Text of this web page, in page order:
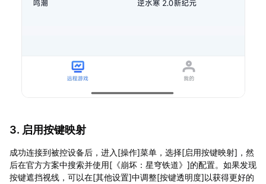
3. 启用按键映射
成功连接到被控设备后，进入[操作]菜单，选择[启用按键映射]，然
后在官方方案中搜索并使用[《崩坏：星穹铁道》]的配置。如果发现
按键遮挡视线，可以在[其他设置]中调整[按键透明度]以获得更好的